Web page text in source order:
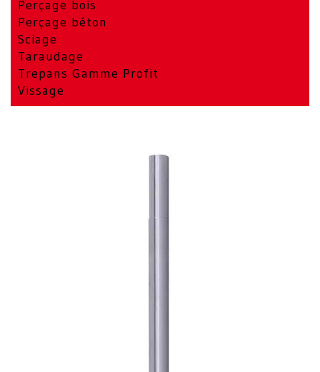
Perçage bois
Perçage béton
Sciage
Taraudage
Trepans Gamme Profit
Vissage